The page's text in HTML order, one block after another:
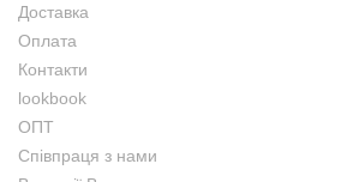
Доставка
Оплата
Контакти
lookbook
ОПТ
Співпраця з нами